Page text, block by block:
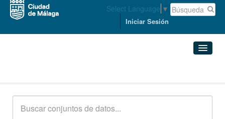
Select Language ▼
Iniciar Sesión